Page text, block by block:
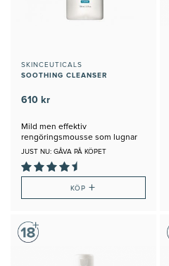
SKINCEUTICALS
SOOTHING CLEANSER
610 kr
Mild men effektiv
rengöringsmousse som lugnar
huden
JUST NU: GÅVA PÅ KÖPET
KÖP+